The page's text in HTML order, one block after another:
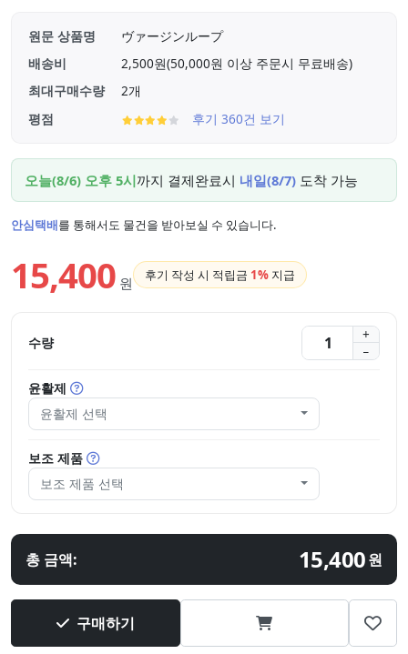
원문 상품명
ヴァージンループ
배송비
2,500원(50,000원 이상 주문시 무료배송)
최대구매수량
2개
평점
후기 360건 보기
오늘(8/6) 오후 5시까지 결제완료시 내일(8/7) 도착 가능
안심택배를 통해서도 물건을 받아보실 수 있습니다.
15,400 원 후기 작성 시 적립금 1% 지급
수량
윤활제
윤활제 선택
보조 제품
보조 제품 선택
총 금액: 15,400원
구매하기